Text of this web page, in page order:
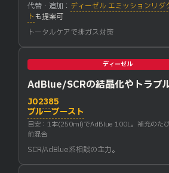
代替・追加： ディーゼル エミッションリダ
トも提案可
トータルケアで排ガス対策
ディーゼル
AdBlue/SCRの結晶化やトラブ
J02385
ブルーブースト
目安：1本(250ml)でAdBlue 100L。補充のた
前混合
SCR/AdBlue系相談の主力。